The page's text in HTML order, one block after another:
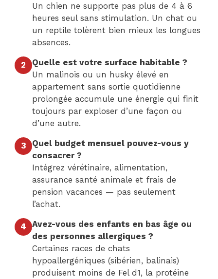
Un chien ne supporte pas plus de 4 à 6
heures seul sans stimulation. Un chat ou
un reptile tolèrent bien mieux les longues
absences.
2
Quelle est votre surface habitable ?
Un malinois ou un husky élevé en
appartement sans sortie quotidienne
prolongée accumule une énergie qui finit
toujours par exploser d’une façon ou
d’une autre.
3
Quel budget mensuel pouvez-vous y
consacrer ?
Intégrez vérétinaire, alimentation,
assurance santé animale et frais de
pension vacances — pas seulement
l’achat.
4
Avez-vous des enfants en bas âge ou
des personnes allergiques ?
Certaines races de chats
hypoallergéniques (sibérien, balinais)
produisent moins de Fel d1, la protéine